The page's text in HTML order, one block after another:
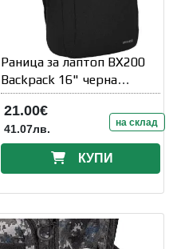
Раница за лаптоп BX200
Backpack 16" черна
MAXELL
21.00€
41.07лв. на склад
КУПИ